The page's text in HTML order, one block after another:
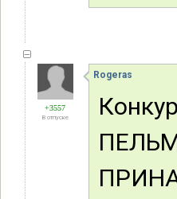
+3557
В отпуске
Rogeras